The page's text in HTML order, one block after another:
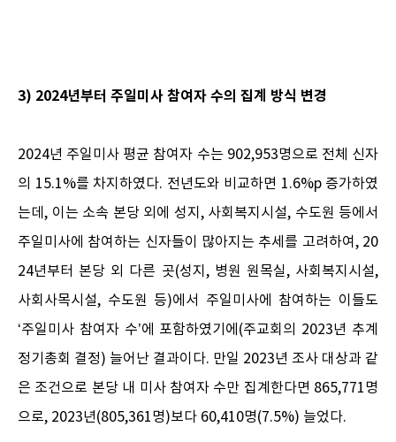
3) 2024년부터 주일미사 참여자 수의 집계 방식 변경
2024년 주일미사 평균 참여자 수는 902,953명으로 전체 신자
의 15.1%를 차지하였다. 전년도와 비교하면 1.6%p 증가하였
는데, 이는 소속 본당 외에 성지, 사회복지시설, 수도원 등에서
주일미사에 참여하는 신자들이 많아지는 추세를 고려하여, 20
24년부터 본당 외 다른 곳(성지, 병원 원목실, 사회복지시설,
사회사목시설, 수도원 등)에서 주일미사에 참여하는 이들도
‘주일미사 참여자 수’에 포함하였기에(주교회의 2023년 추계
정기총회 결정) 늘어난 결과이다. 만일 2023년 조사 대상과 같
은 조건으로 본당 내 미사 참여자 수만 집계한다면 865,771명
으로, 2023년(805,361명)보다 60,410명(7.5%) 늘었다.